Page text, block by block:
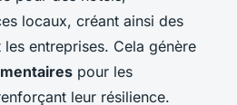
locaux, créant ainsi des
entreprises. Cela génère
pour les
leur résilience.